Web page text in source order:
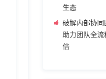
生态
破解内部协
助力团队全流
倍